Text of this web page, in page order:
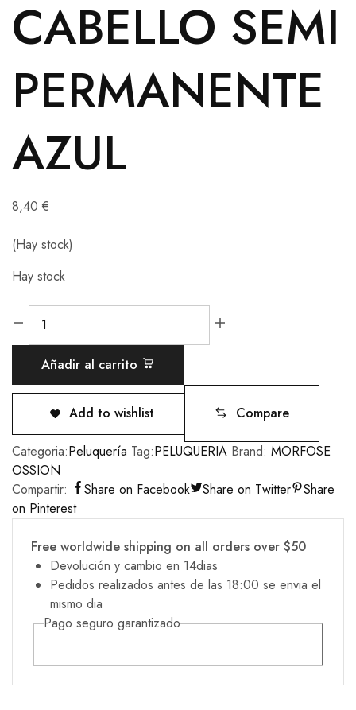
CABELLO SEMI
PERMANENTE
AZUL
8,40 €
(Hay stock)
Hay stock
Añadir al carrito
Add to wishlist Compare
Categoria:Peluquería Tag:PELUQUERIA Brand: MORFOSE
OSSION
Compartir:
Share on Facebook Share on Twitter
Share
on Pinterest
Free worldwide shipping on all orders over $50
Devolución y cambio en 14dias
Pedidos realizados antes de las 18:00 se envia el
mismo dia
Pago seguro garantizado